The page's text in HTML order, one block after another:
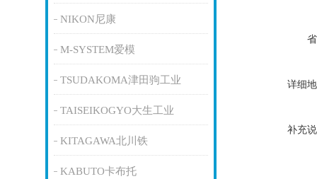
NIKON尼康
M-SYSTEM爱模
TSUDAKOMA津田驹工业
TAISEIKOGYO大生工业
KITAGAWA北川铁
KABUTO卡布托
详细
补充